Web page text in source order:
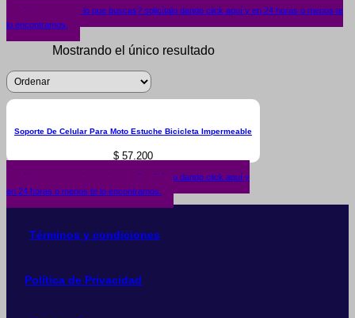
¿No encuentras lo que buscas? solicítalo dando click aquí y en 24 horas o menos te
lo encontramos.
Mostrando el único resultado
Soporte De Celular Para Moto Estuche Bicicleta Impermeable
$ 57.200
¿No encuentras lo que buscas? solicítalo dando click aquí y
en 24 horas o menos te lo encontramos.
Términos y condiciones
Política de Privacidad